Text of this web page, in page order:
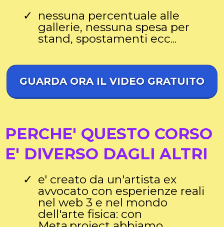
nessuna percentuale alle
gallerie, nessuna spesa per
stand, spostamenti ecc...
GUARDA ORA IL VIDEO GRATUITO
PERCHE' QUESTO CORSO
E' DIVERSO DAGLI ALTRI
e' creato da un'artista ex
avvocato con esperienze reali
nel web 3 e nel mondo
dell'arte fisica: con